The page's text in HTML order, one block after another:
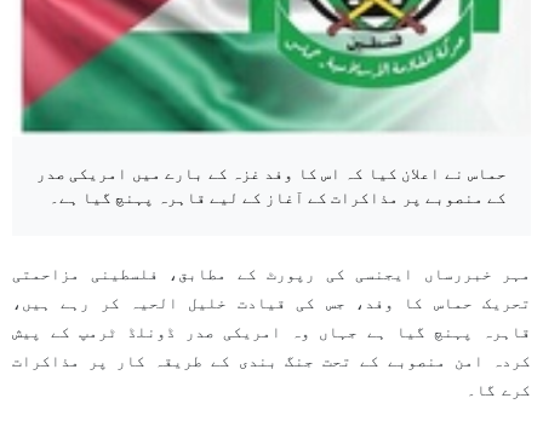
حماس نے اعلان کیا کہ اس کا وفد غزہ کے بارے میں امریکی صدر
کے منصوبے پر مذاکرات کے آغاز کے لیے قاہرہ پہنچ گیا ہے۔
مہر خبررساں ایجنسی کی رپورٹ کے مطابق، فلسطینی مزاحمتی
تحریک حماس کا وفد، جس کی قیادت خلیل الحیہ کر رہے ہیں،
قاہرہ پہنچ گیا ہے جہاں وہ امریکی صدر ڈونلڈ ٹرمپ کے پیش
کردہ امن منصوبے کے تحت جنگ بندی کے طریقہ کار پر مذاکرات
کرے گا۔